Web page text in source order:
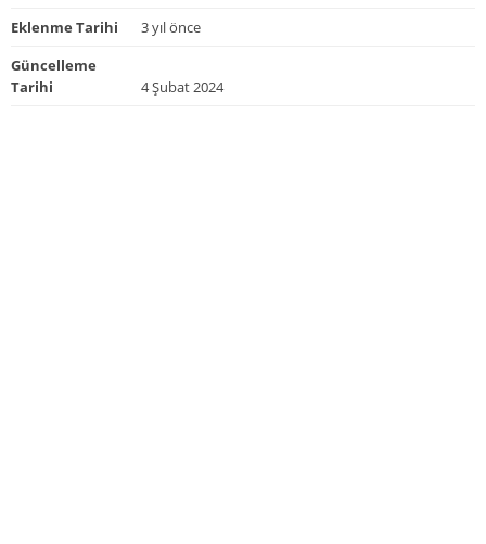
Eklenme Tarihi
3 yıl önce
Güncelleme
Tarihi
4 Şubat 2024